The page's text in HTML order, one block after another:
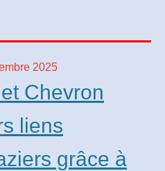
2025
Chevron
liens
grâce à